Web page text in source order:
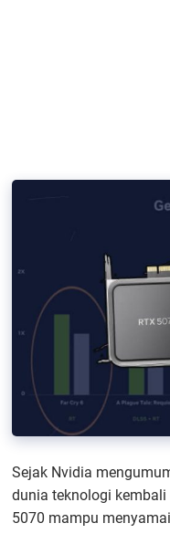
Sejak Nvidia
dunia teknologi
5070 mampu